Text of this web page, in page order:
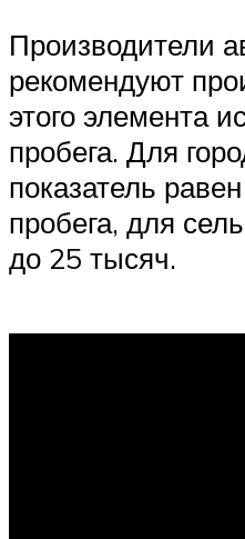
Производители
рекомендуют
этого элемента
пробега. Для
показатель
пробега, для
до 25 тысяч.